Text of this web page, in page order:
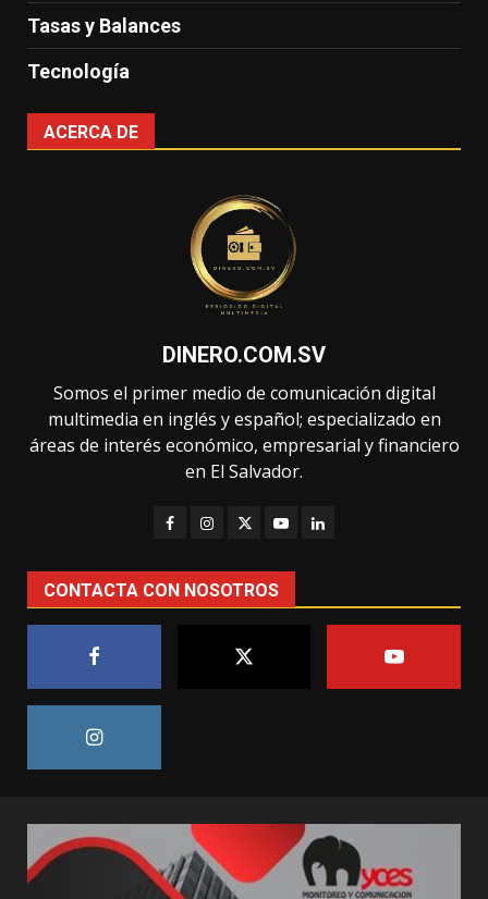
Tasas y Balances
Tecnología
ACERCA DE
DINERO.COM.SV
Somos el primer medio de comunicación digital
multimedia en inglés y español; especializado en
áreas de interés económico, empresarial y financiero
en El Salvador.
CONTACTA CON NOSOTROS